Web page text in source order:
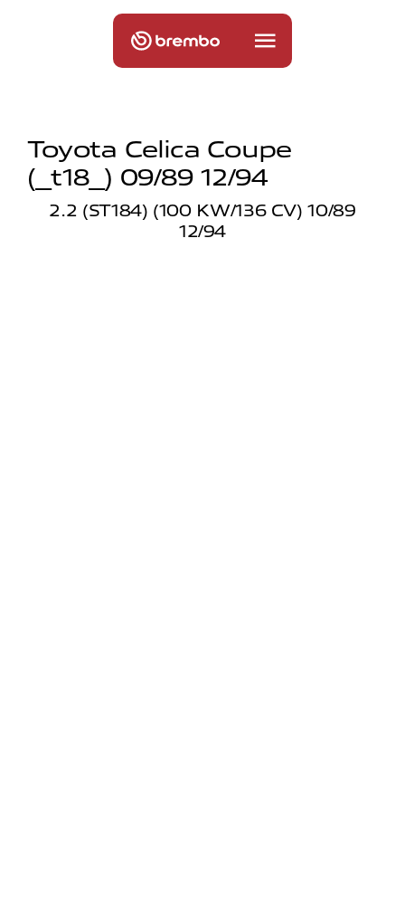
Toyota Celica Coupe
(_t18_) 09/89 12/94
2.2 (ST184) (100 KW/136 CV) 10/89
12/94